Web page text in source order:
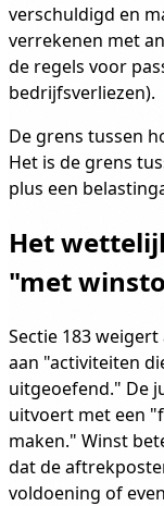
verschuldigd en
verrekenen met
de regels voor
bedrijfsverliezen).
De grens tussen
Het is de grens
plus een
Het
"met
Sectie 183
aan "activiteiten
uitgeoefend." De
uitvoert met een
maken." Winst
dat de
voldoening of